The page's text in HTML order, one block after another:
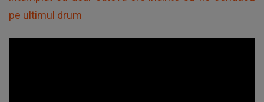
pe ultimul drum